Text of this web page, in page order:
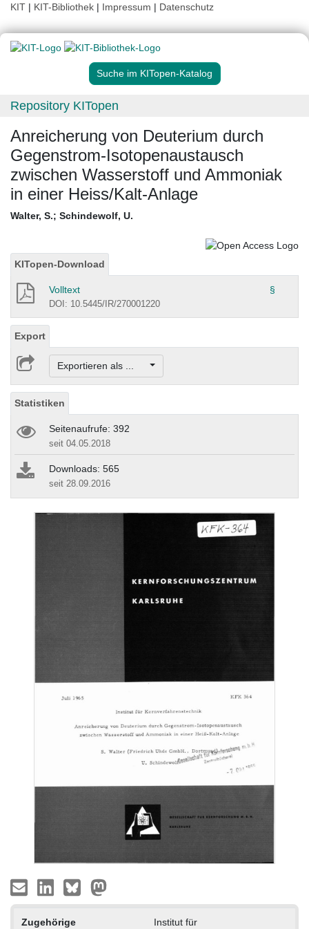
KIT | KIT-Bibliothek | Impressum | Datenschutz
Suche im KITopen-Katalog
Repository KITopen
Anreicherung von Deuterium durch
Gegenstrom-Isotopenaustausch
zwischen Wasserstoff und Ammoniak
in einer Heiss/Kalt-Anlage
Walter, S.; Schindewolf, U.
KITopen-Download
Volltext §
DOI: 10.5445/IR/270001220
Export
Exportieren als ...
Statistiken
Seitenaufrufe: 392
seit 04.05.2018
Downloads: 565
seit 28.09.2016
Zugehörige Institut für